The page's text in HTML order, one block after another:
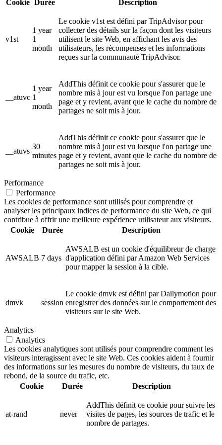
Cookie Durée Description
v1st
1 year
1
month
Le cookie v1st est défini par TripAdvisor pour
collecter des détails sur la façon dont les visiteurs
utilisent le site Web, en affichant les avis des
utilisateurs, les récompenses et les informations
reçues sur la communauté TripAdvisor.
__atuvc
1 year
1
month
AddThis définit ce cookie pour s'assurer que le
nombre mis à jour est vu lorsque l'on partage une
page et y revient, avant que le cache du nombre de
partages ne soit mis à jour.
__atuvs
30
minutes
AddThis définit ce cookie pour s'assurer que le
nombre mis à jour est vu lorsque l'on partage une
page et y revient, avant que le cache du nombre de
partages ne soit mis à jour.
Performance
Performance
Les cookies de performance sont utilisés pour comprendre et
analyser les principaux indices de performance du site Web, ce qui
contribue à offrir une meilleure expérience utilisateur aux visiteurs.
Cookie
Durée Description
AWSALB 7 days
AWSALB est un cookie d'équilibreur de charge
d'application défini par Amazon Web Services
pour mapper la session à la cible.
dmvk session
Le cookie dmvk est défini par Dailymotion pour
enregistrer des données sur le comportement des
visiteurs sur le site Web.
Analytics
Analytics
Les cookies analytiques sont utilisés pour comprendre comment les
visiteurs interagissent avec le site Web. Ces cookies aident à fournir
des informations sur les mesures du nombre de visiteurs, du taux de
rebond, de la source du trafic, etc.
Cookie
Durée Description
at-rand never
AddThis définit ce cookie pour suivre les
visites de pages, les sources de trafic et le
nombre de partages.